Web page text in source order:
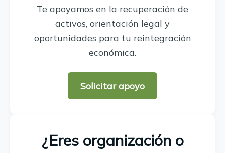
Te apoyamos en la recuperación de
activos, orientación legal y
oportunidades para tu reintegración
económica.
Solicitar apoyo
¿Eres organización o